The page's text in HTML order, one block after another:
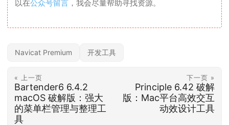
以在公众号留言 ，我会尽量帮助寻找资源。
Navicat Premium 开发工具
« 上一页
Bartender6 6.4.2
macOS 破解版：强大
的菜单栏管理与整理工
具
下一页 »
Principle 6.42 破解
版：Mac平台高效交互
动效设计工具